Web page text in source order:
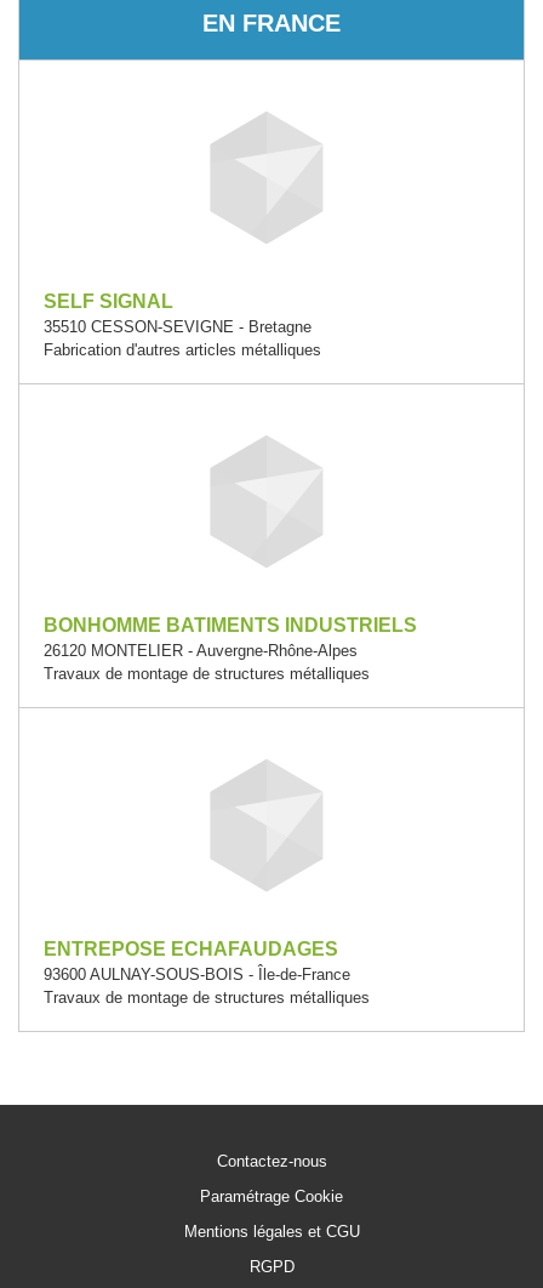
EN FRANCE
SELF SIGNAL
35510 CESSON-SEVIGNE - Bretagne
Fabrication d'autres articles métalliques
BONHOMME BATIMENTS INDUSTRIELS
26120 MONTELIER - Auvergne-Rhône-Alpes
Travaux de montage de structures métalliques
ENTREPOSE ECHAFAUDAGES
93600 AULNAY-SOUS-BOIS - Île-de-France
Travaux de montage de structures métalliques
Contactez-nous
Paramétrage Cookie
Mentions légales et CGU
RGPD